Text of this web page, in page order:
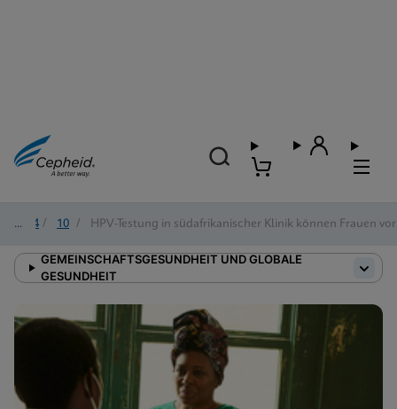
2024 / 10 / HPV-Testung in südafrikanischer Klinik können Frauen
GEMEINSCHAFTSGESUNDHEIT UND GLOBALE
GESUNDHEIT